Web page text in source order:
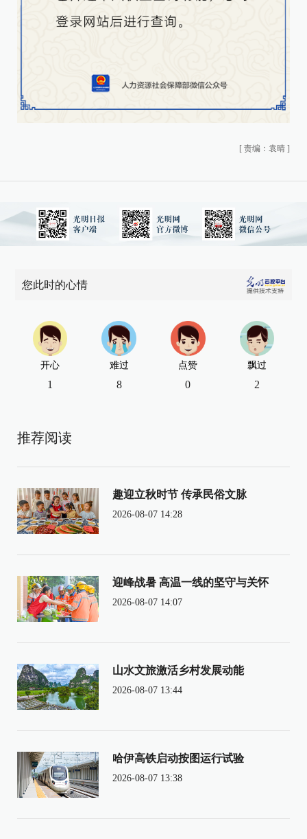
[ 责编：袁晴 ]
您此时的心情
开心
1
难过
8
点赞
0
飘过
2
推荐阅读
趣迎立秋时节 传承民俗文脉
2026-08-07 14:28
迎峰战暑 高温一线的坚守与关怀
2026-08-07 14:07
山水文旅激活乡村发展动能
2026-08-07 13:44
哈伊高铁启动按图运行试验
2026-08-07 13:38